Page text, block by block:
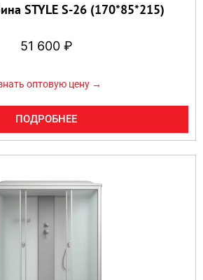
STYLE S-26 (170*85*215)
51 600 ₽
оптовую цену →
ПОДРОБНЕЕ